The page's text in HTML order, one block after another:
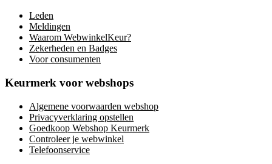
Leden
Meldingen
Waarom WebwinkelKeur?
Zekerheden en Badges
Voor consumenten
Keurmerk voor webshops
Algemene voorwaarden webshop
Privacyverklaring opstellen
Goedkoop Webshop Keurmerk
Controleer je webwinkel
Telefoonservice